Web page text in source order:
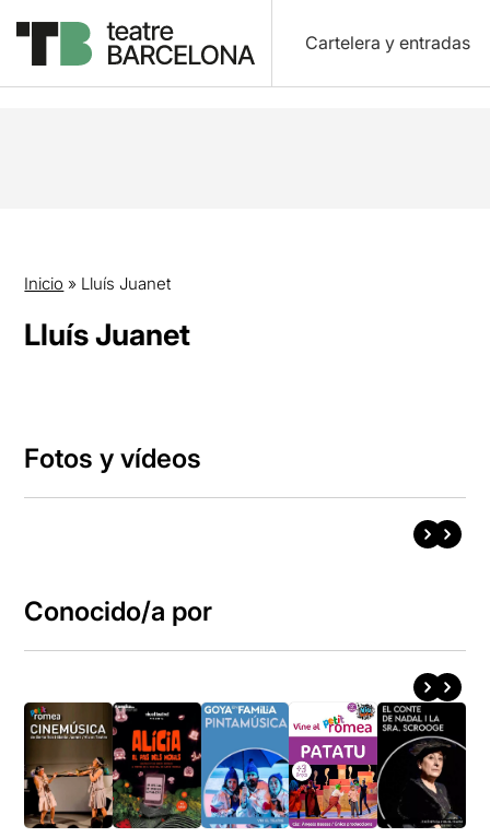
Cartelera y entradas
Inicio » Lluís Juanet
Lluís Juanet
Fotos y vídeos
Conocido/a por